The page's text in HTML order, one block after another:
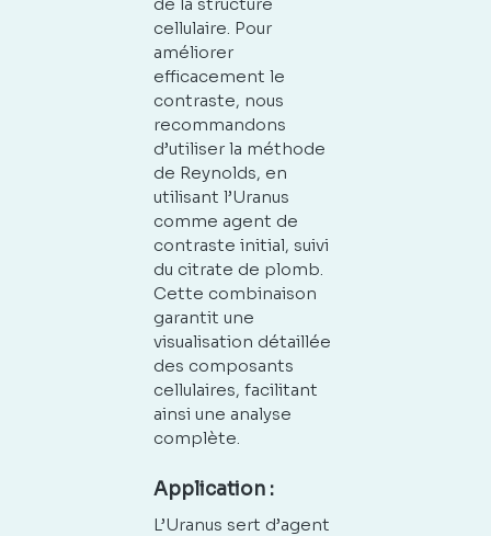
cellulaire. Pour
améliorer
efficacement le
contraste, nous
recommandons
d’utiliser la méthode
de Reynolds, en
utilisant l’Uranus
comme agent de
contraste initial, suivi
du citrate de plomb.
Cette combinaison
garantit une
visualisation détaillée
des composants
cellulaires, facilitant
ainsi une analyse
complète.
Application :
L’Uranus sert d’agent